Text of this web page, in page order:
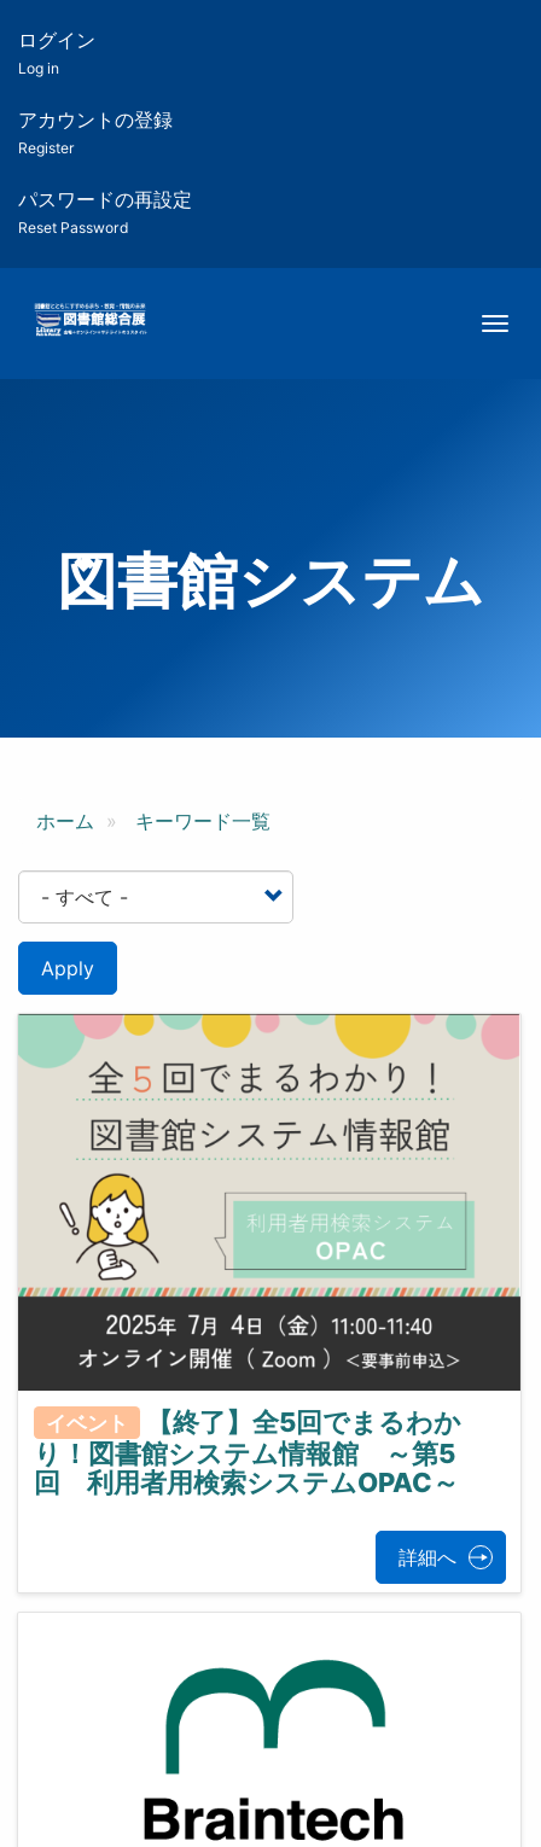
ツ
匿
名
ユ
ー
ー
用
メ
ログイン
Log in
アカウントの登録
Register
パスワードの再設定
Reset Password
図書館システム
ホーム キーワード一覧
Apply
イベント
【終了】全5回でまるわか
り！図書館システム情報館 ～第5
回 利用者用検索システムOPAC～
詳細へ